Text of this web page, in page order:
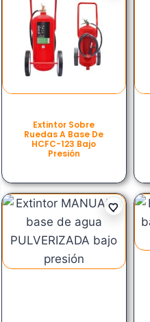
Extintor Sobre
Ruedas A Base De
HCFC-123 Bajo
Presión